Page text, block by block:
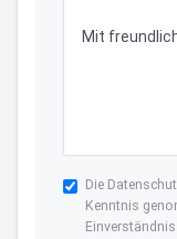
Die
Kenntnis
Einverständnis.